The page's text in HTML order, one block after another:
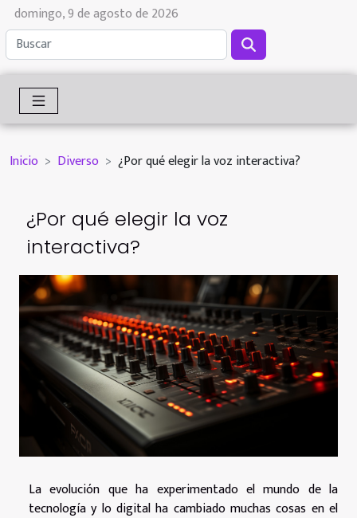
domingo, 9 de agosto de 2026
Inicio Diverso ¿Por qué elegir la voz interactiva?
¿Por qué elegir la voz
interactiva?
La evolución que ha experimentado el mundo de la
tecnología y lo digital ha cambiado muchas cosas en el